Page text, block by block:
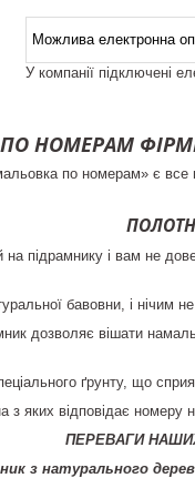
У компанії підключені
НОМЕРАМ
по номерам» є
на підрамнику і вам не
бавовни, і нічим
дозволяє вішати
ґрунту, що
з яких відповідає номеру
ПЕРЕВАГИ
з натурального